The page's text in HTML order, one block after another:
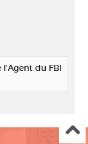
l'Agent du FBI